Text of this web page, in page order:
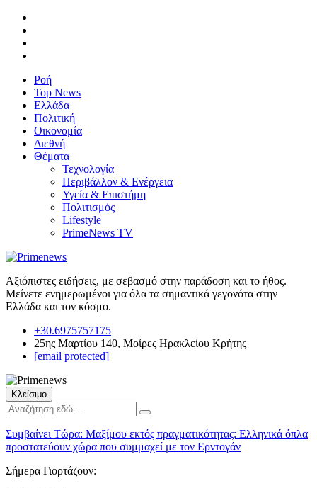
Ροή
Top News
Ελλάδα
Πολιτική
Οικονομία
Διεθνή
Θέματα
Τεχνολογία
Περιβάλλον & Ενέργεια
Υγεία & Επιστήμη
Πολιτισμός
Lifestyle
PrimeNews TV
Αξιόπιστες ειδήσεις, με σεβασμό στην παράδοση και το ήθος.
Μείνετε ενημερωμένοι για όλα τα σημαντικά γεγονότα στην
Ελλάδα και τον κόσμο.
+30.6975757175
25ης Μαρτίου 140, Μοίρες Ηρακλείου Κρήτης
[email protected]
Κλείσιμο
Συμβαίνει Τώρα: Μαξίμου εκτός πραγματικότητας: Ελληνικά όπλα
προστατεύουν χώρα που συμμαχεί με τον Ερντογάν
Σήμερα Γιορτάζουν: